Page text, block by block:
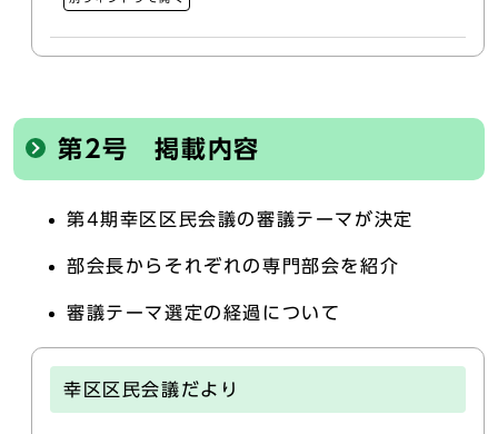
第2号 掲載内容
第4期幸区区民会議の審議テーマが決定
部会長からそれぞれの専門部会を紹介
審議テーマ選定の経過について
幸区区民会議だより